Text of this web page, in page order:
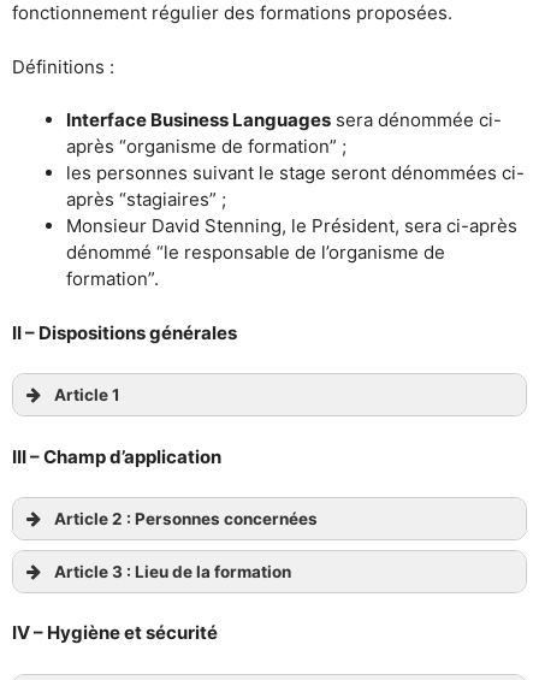
fonctionnement régulier des formations proposées.
Définitions :
Interface Business Languages sera dénommée ci-
après “organisme de formation” ;
les personnes suivant le stage seront dénommées ci-
après “stagiaires” ;
Monsieur David Stenning, le Président, sera ci-après
dénommé “le responsable de l’organisme de
formation”.
II – Dispositions générales
Article 1
III – Champ d’application
Article 2 : Personnes concernées
Article 3 : Lieu de la formation
IV – Hygiène et sécurité